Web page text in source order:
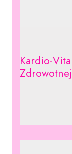
Kardio-
Zdrowotnej